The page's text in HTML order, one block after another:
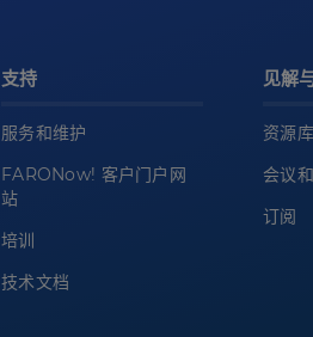
支持
服务和维护
FARONow! 客户门户网
站
培训
技术文档
见解
资源库
会议
订阅